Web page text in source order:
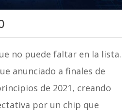
no puede faltar en la lista.
anunciado a finales de
de 2021, creando
por un chip que